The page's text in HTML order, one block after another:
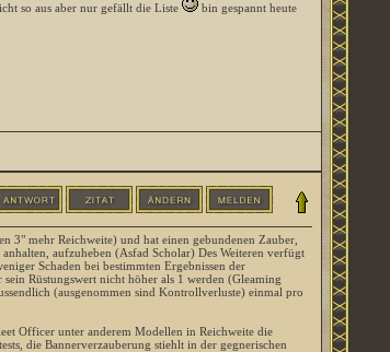
so aus aber nur gefällt die Liste
bin gespannt heute
3" mehr Reichweite) und hat einen gebundenen Zauber,
aufzuheben (Asfad Scholar) Des Weiteren verfügt
Schaden bei bestimmten Ergebnissen der
Rüstungswert nicht höher als 1 werden (Gleaming
(ausgenommen sind Kontrollverluste) einmal pro
Officer unter anderem Modellen in Reichweite die
die Bannerverzauberung stiehlt in der gegnerischen